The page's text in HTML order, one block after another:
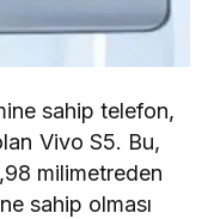
sahip telefon,
Vivo S5. Bu,
milimetreden
sahip olması